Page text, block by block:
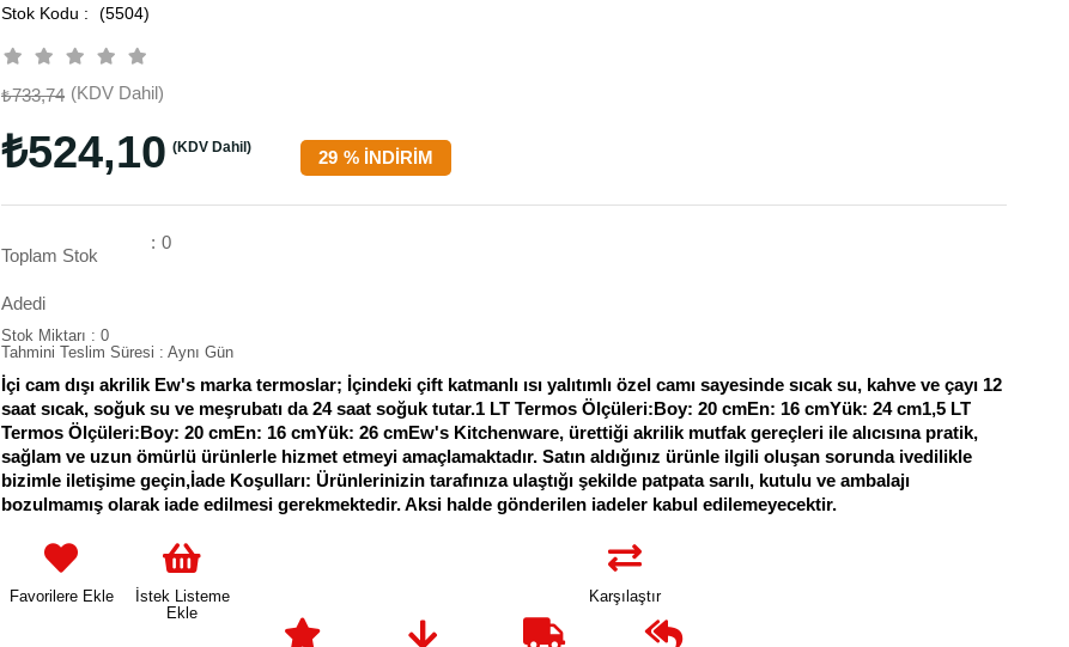
(5504)
%
29 İNDIRIM
₺733,74 (KDV Dahil)
₺524,10 (KDV Dahil)
Toplam Stok
Adedi
: 0
Stok Miktarı : 0
Tahmini Teslim Süresi : Aynı Gün
İçi cam dışı akrilik Ew's marka termoslar; İçindeki çift katmanlı ısı yalıtımlı özel camı sayesinde sıcak su, kahve ve çayı 12
saat sıcak, soğuk su ve meşrubatı da 24 saat soğuk tutar.1 LT Termos Ölçüleri:Boy: 20 cmEn: 16 cmYük: 24 cm1,5 LT
Termos Ölçüleri:Boy: 20 cmEn: 16 cmYük: 26 cmEw's Kitchenware, ürettiği akrilik mutfak gereçleri ile alıcısına pratik,
sağlam ve uzun ömürlü ürünlerle hizmet etmeyi amaçlamaktadır. Satın aldığınız ürünle ilgili oluşan sorunda ivedilikle
bizimle iletişime geçin,İade Koşulları: Ürünlerinizin tarafınıza ulaştığı şekilde patpata sarılı, kutulu ve ambalajı
bozulmamış olarak iade edilmesi gerekmektedir. Aksi halde gönderilen iadeler kabul edilemeyecektir.
Favorilere Ekle
İstek Listeme
Ekle
Karşılaştır